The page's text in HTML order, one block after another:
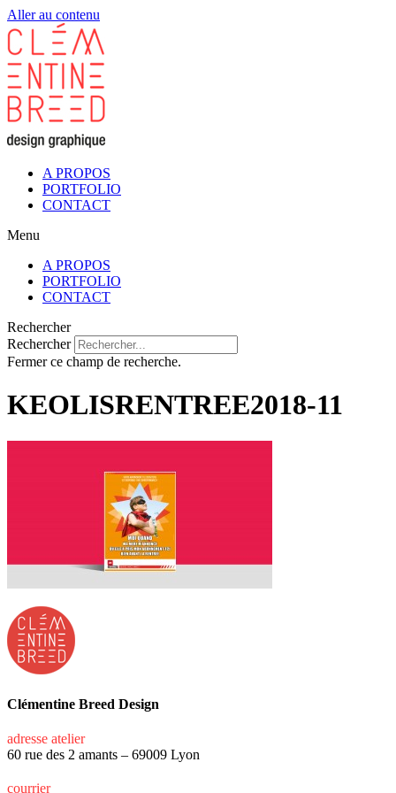
Aller au contenu
A PROPOS
PORTFOLIO
CONTACT
Menu
A PROPOS
PORTFOLIO
CONTACT
Rechercher
Rechercher
Fermer ce champ de recherche.
KEOLISRENTREE2018-11
Clémentine Breed Design
adresse atelier
60 rue des 2 amants – 69009 Lyon
courrier